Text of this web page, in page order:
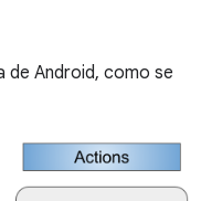
de Android, como se